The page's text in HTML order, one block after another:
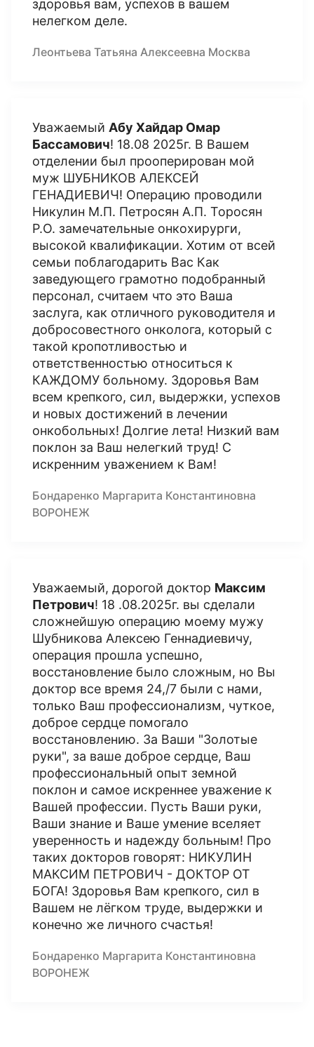
здоровья вам, успехов в вашем
нелегком деле.
Леонтьева Татьяна Алексеевна Москва
Уважаемый Абу Хайдар Омар
Бассамович! 18.08 2025г. В Вашем
отделении был прооперирован мой
муж ШУБНИКОВ АЛЕКСЕЙ
ГЕНАДИЕВИЧ! Операцию проводили
Никулин М.П. Петросян А.П. Торосян
Р.О. замечательные онкохирурги,
высокой квалификации. Хотим от всей
семьи поблагодарить Вас Как
заведующего грамотно подобранный
персонал, считаем что это Ваша
заслуга, как отличного руководителя и
добросовестного онколога, который с
такой кропотливостью и
ответственностью относиться к
КАЖДОМУ больному. Здоровья Вам
всем крепкого, сил, выдержки, успехов
и новых достижений в лечении
онкобольных! Долгие лета! Низкий вам
поклон за Ваш нелегкий труд! С
искренним уважением к Вам!
Бондаренко Маргарита Константиновна
ВОРОНЕЖ
Уважаемый, дорогой доктор Максим
Петрович! 18 .08.2025г. вы сделали
сложнейшую операцию моему мужу
Шубникова Алексею Геннадиевичу,
операция прошла успешно,
восстановление было сложным, но Вы
доктор все время 24,/7 были с нами,
только Ваш профессионализм, чуткое,
доброе сердце помогало
восстановлению. За Ваши "Золотые
руки", за ваше доброе сердце, Ваш
профессиональный опыт земной
поклон и самое искреннее уважение к
Вашей профессии. Пусть Ваши руки,
Ваши знание и Ваше умение вселяет
уверенность и надежду больным! Про
таких докторов говорят: НИКУЛИН
МАКСИМ ПЕТРОВИЧ - ДОКТОР ОТ
БОГА! Здоровья Вам крепкого, сил в
Вашем не лёгком труде, выдержки и
конечно же личного счастья!
Бондаренко Маргарита Константиновна
ВОРОНЕЖ